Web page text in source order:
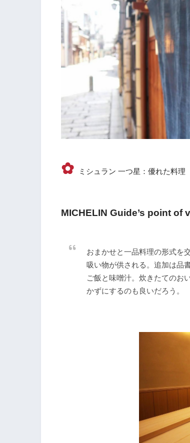
✿ ミシュラン 一つ星：優れた料理
MICHELIN Guide’s point of
おまかせと一品料理の形式を
吸い物が供される。追加は品
ご飯と味噌汁。炊きたてのお
かずにするのも良いだろう。